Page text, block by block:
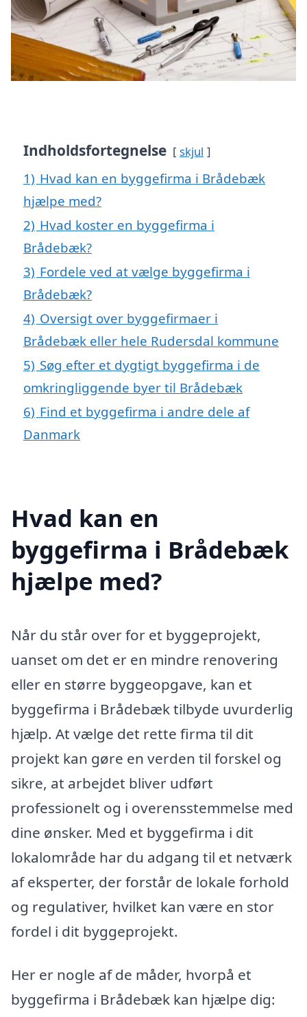
Indholdsfortegnelse skjul
1) Hvad kan en byggefirma i Brådebæk
hjælpe med?
2) Hvad koster en byggefirma i
Brådebæk?
3) Fordele ved at vælge byggefirma i
Brådebæk?
4) Oversigt over byggefirmaer i
Brådebæk eller hele Rudersdal kommune
5) Søg efter et dygtigt byggefirma i de
omkringliggende byer til Brådebæk
6) Find et byggefirma i andre dele af
Danmark
Hvad kan en
byggefirma i Brådebæk
hjælpe med?
Når du står over for et byggeprojekt,
uanset om det er en mindre renovering
eller en større byggeopgave, kan et
byggefirma i Brådebæk tilbyde uvurderlig
hjælp. At vælge det rette firma til dit
projekt kan gøre en verden til forskel og
sikre, at arbejdet bliver udført
professionelt og i overensstemmelse med
dine ønsker. Med et byggefirma i dit
lokalområde har du adgang til et netværk
af eksperter, der forstår de lokale forhold
og regulativer, hvilket kan være en stor
fordel i dit byggeprojekt.
Her er nogle af de måder, hvorpå et
byggefirma i Brådebæk kan hjælpe dig: